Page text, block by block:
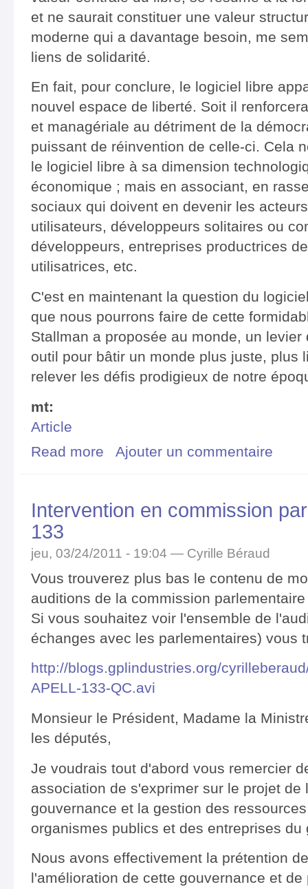
et ne saurait constituer une valeur
moderne qui a davantage besoin, me
liens de solidarité.
En fait, pour conclure, le logiciel libre
nouvel espace de liberté. Soit il
et managériale au détriment de la
puissant de réinvention de celle-ci. Cela
le logiciel libre à sa dimension
économique ; mais en associant, en
sociaux qui doivent en devenir les
utilisateurs, développeurs solitaires ou
développeurs, entreprises productrices
utilisatrices, etc.
C'est en maintenant la question du
que nous pourrons faire de cette
Stallman a proposée au monde, un
outil pour bâtir un monde plus juste, plus
relever les défis prodigieux de notre
mt:
Article
Read more about Logiciel libre, malaise dans la société
Ajouter un commentaire
Intervention en commission
133
jeu, 03/24/2011 - 19:04 — Cyrille Béraud
Vous trouverez plus bas le contenu de
auditions de la commission
Si vous souhaitez voir l'ensemble de
échanges avec les parlementaires) vous
http://blogs.gplindustries.org/
APELL-133-QC.avi
Monsieur le Président, Madame la
les députés,
Je voudrais tout d'abord vous remercier
association de s'exprimer sur le projet de
gouvernance et la gestion des
organismes publics et des entreprises du
Nous avons effectivement la prétention
l'amélioration de cette gouvernance et